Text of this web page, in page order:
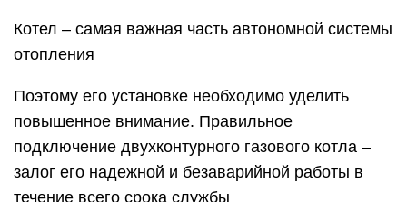
Котел – самая важная часть автономной системы
отопления
Поэтому его установке необходимо уделить
повышенное внимание. Правильное
подключение двухконтурного газового котла –
залог его надежной и безаварийной работы в
течение всего срока службы